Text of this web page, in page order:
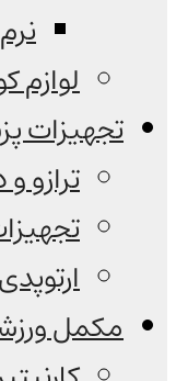
لوازم
تجهیزات
ترازو
ارتوپدی
مکمل